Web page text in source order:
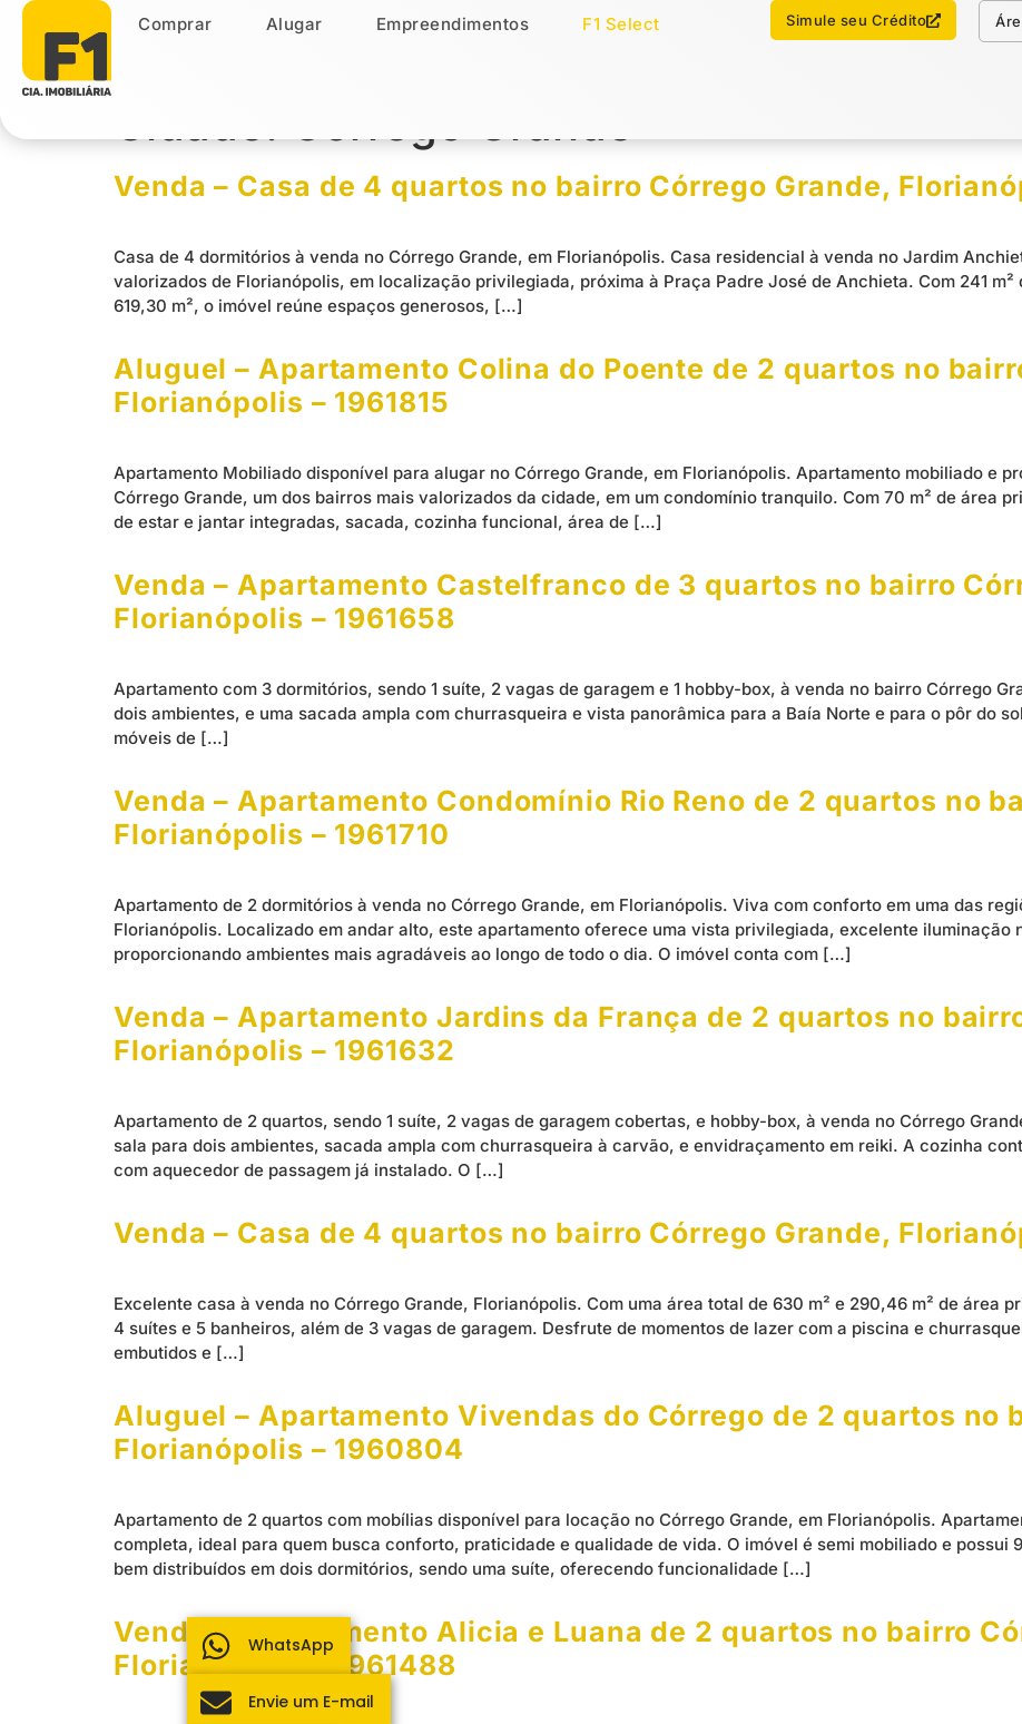
Comprar Alugar Empreendimentos F1 Select Simule seu Crédito
Comprar Alugar Empreendimentos Imóveis Select
Chamar no WhatsApp
Cidade:Córrego Grande
Venda – Casa de 4 quartos no bairro Córrego Grande,
Casa de 4 dormitórios à venda no Córrego Grande, em Florianópolis. Casa residencial à venda no Jardim
valorizados de Florianópolis, em localização privilegiada, próxima à Praça Padre José de Anchieta. Com 241
619,30 m², o imóvel reúne espaços generosos, […]
Aluguel – Apartamento Colina do Poente de 2 quartos no
Florianópolis – 1961815
Apartamento Mobiliado disponível para alugar no Córrego Grande, em Florianópolis. Apartamento mobiliado e
Córrego Grande, um dos bairros mais valorizados da cidade, em um condomínio tranquilo. Com 70 m² de área
de estar e jantar integradas, sacada, cozinha funcional, área de […]
Venda – Apartamento Castelfranco de 3 quartos no bairro
Florianópolis – 1961658
Apartamento com 3 dormitórios, sendo 1 suíte, 2 vagas de garagem e 1 hobby-box, à venda no bairro Córrego
dois ambientes, e uma sacada ampla com churrasqueira e vista panorâmica para a Baía Norte e para o pôr do
móveis de […]
Venda – Apartamento Condomínio Rio Reno de 2 quartos no
Florianópolis – 1961710
Apartamento de 2 dormitórios à venda no Córrego Grande, em Florianópolis. Viva com conforto em uma das
Florianópolis. Localizado em andar alto, este apartamento oferece uma vista privilegiada, excelente iluminação
proporcionando ambientes mais agradáveis ao longo de todo o dia. O imóvel conta com […]
Venda – Apartamento Jardins da França de 2 quartos no
Florianópolis – 1961632
Apartamento de 2 quartos, sendo 1 suíte, 2 vagas de garagem cobertas, e hobby-box, à venda no Córrego
sala para dois ambientes, sacada ampla com churrasqueira à carvão, e envidraçamento em reiki. A cozinha
com aquecedor de passagem já instalado. O […]
Venda – Casa de 4 quartos no bairro Córrego Grande,
Excelente casa à venda no Córrego Grande, Florianópolis. Com uma área total de 630 m² e 290,46 m² de
4 suítes e 5 banheiros, além de 3 vagas de garagem. Desfrute de momentos de lazer com a piscina e
embutidos e […]
Aluguel – Apartamento Vivendas do Córrego de 2 quartos no
Florianópolis – 1960804
Apartamento de 2 quartos com mobílias disponível para locação no Córrego Grande, em Florianópolis.
completa, ideal para quem busca conforto, praticidade e qualidade de vida. O imóvel é semi mobiliado e possui
bem distribuídos em dois dormitórios, sendo uma suíte, oferecendo funcionalidade […]
Venda – Apartamento Alicia e Luana de 2 quartos no bairro
Florianópolis – 1961488
WhatsApp
Envie um E-mail